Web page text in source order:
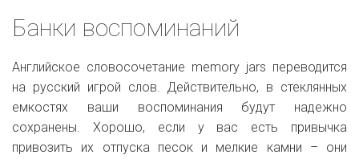
Банки воспоминаний
Английское словосочетание memory jars переводится
на русский игрой слов. Действительно, в стеклянных
емкостях ваши воспоминания будут надежно
сохранены. Хорошо, если у вас есть привычка
привозить их отпуска песок и мелкие камни – они